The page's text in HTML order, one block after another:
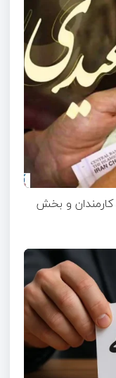
۱۴۰۵ کارگران ، کارمندان و بخش